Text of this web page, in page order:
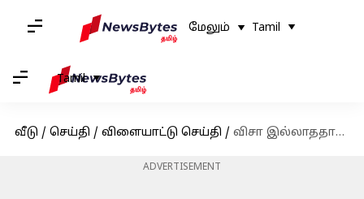
மேலும் Tamil
Tamil
வீடு / செய்தி / விளையாட்டு செய்தி / விசா இல்லாததால் சீன விமான நிலையத்தில் தடுத்து நிறுத்தப்பட்ட லியோனல் மெஸ்ஸி
ADVERTISEMENT